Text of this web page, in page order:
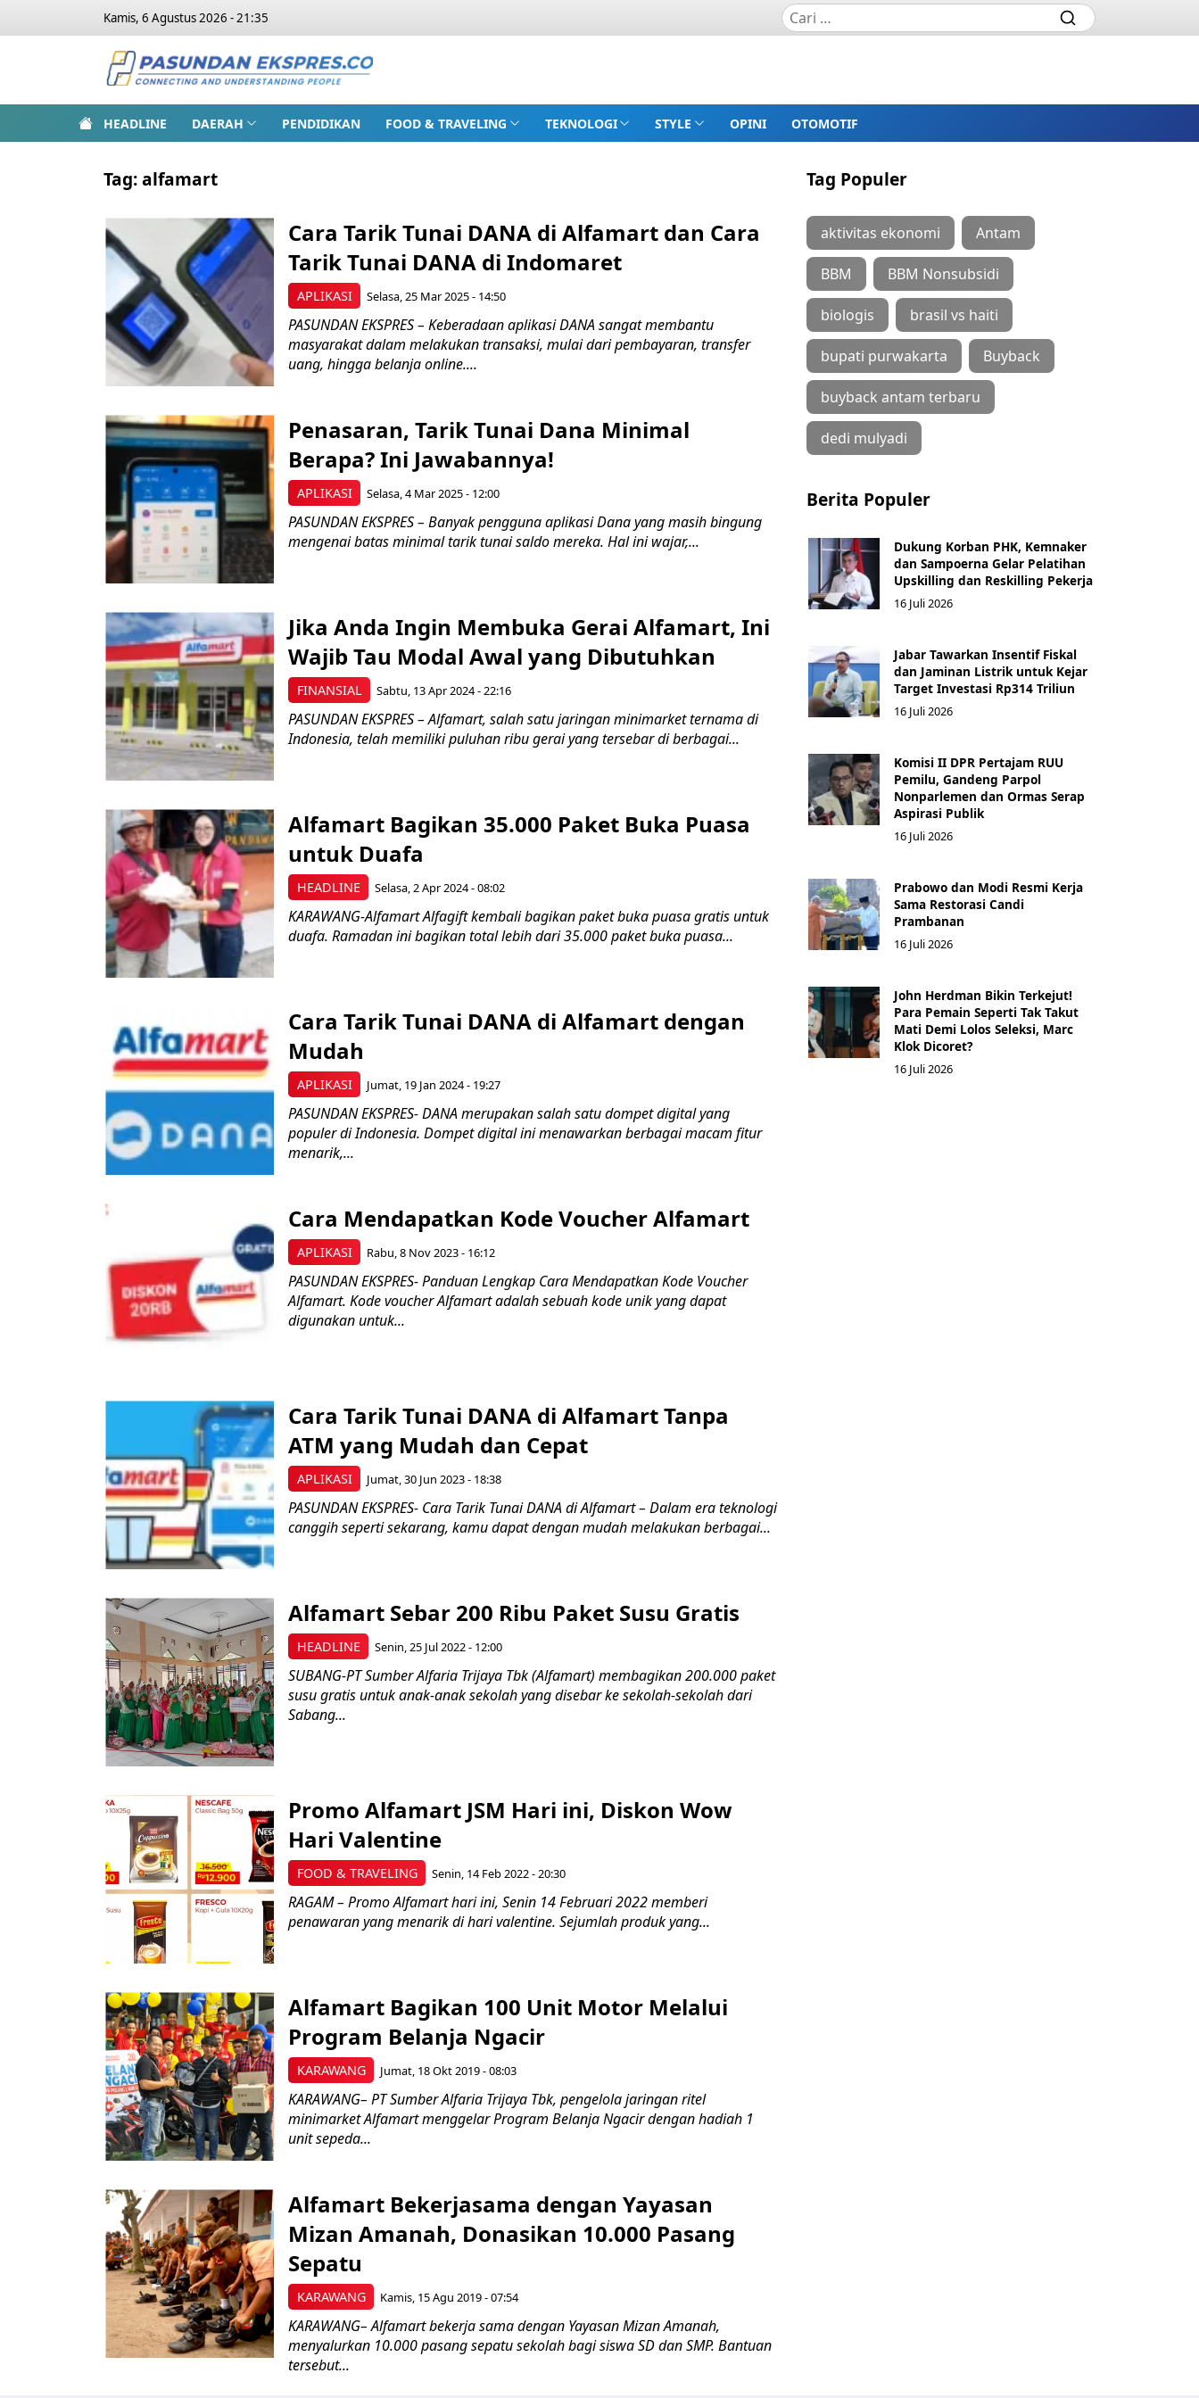
Kamis, 6 Agustus 2026 - 21:35
HEADLINE DAERAH PENDIDIKAN FOOD & TRAVELING TEKNOLOGI STYLE OPINI OTOMOTIF
Tag:alfamart
APLIKASI
Cara Tarik Tunai DANA di Alfamart dan Cara
Tarik Tunai DANA di Indomaret
Selasa, 25 Mar 2025 - 14:50
PASUNDAN EKSPRES – Keberadaan aplikasi DANA sangat membantu
masyarakat dalam melakukan transaksi, mulai dari pembayaran, transfer
uang, hingga belanja online....
APLIKASI
Penasaran, Tarik Tunai Dana Minimal
Berapa? Ini Jawabannya!
Selasa, 4 Mar 2025 - 12:00
PASUNDAN EKSPRES – Banyak pengguna aplikasi Dana yang masih bingung
mengenai batas minimal tarik tunai saldo mereka. Hal ini wajar,...
FINANSIAL
Jika Anda Ingin Membuka Gerai Alfamart, Ini
Wajib Tau Modal Awal yang Dibutuhkan
Sabtu, 13 Apr 2024 - 22:16
PASUNDAN EKSPRES – Alfamart, salah satu jaringan minimarket ternama di
Indonesia, telah memiliki puluhan ribu gerai yang tersebar di berbagai...
HEADLINE
Alfamart Bagikan 35.000 Paket Buka Puasa
untuk Duafa
Selasa, 2 Apr 2024 - 08:02
KARAWANG-Alfamart Alfagift kembali bagikan paket buka puasa gratis untuk
duafa. Ramadan ini bagikan total lebih dari 35.000 paket buka puasa...
APLIKASI
Cara Tarik Tunai DANA di Alfamart dengan
Mudah
Jumat, 19 Jan 2024 - 19:27
PASUNDAN EKSPRES- DANA merupakan salah satu dompet digital yang
populer di Indonesia. Dompet digital ini menawarkan berbagai macam fitur
menarik,...
APLIKASI
Cara Mendapatkan Kode Voucher Alfamart
Rabu, 8 Nov 2023 - 16:12
PASUNDAN EKSPRES- Panduan Lengkap Cara Mendapatkan Kode Voucher
Alfamart. Kode voucher Alfamart adalah sebuah kode unik yang dapat
digunakan untuk...
APLIKASI
Cara Tarik Tunai DANA di Alfamart Tanpa
ATM yang Mudah dan Cepat
Jumat, 30 Jun 2023 - 18:38
PASUNDAN EKSPRES- Cara Tarik Tunai DANA di Alfamart – Dalam era teknologi
canggih seperti sekarang, kamu dapat dengan mudah melakukan berbagai...
HEADLINE
Alfamart Sebar 200 Ribu Paket Susu Gratis
Senin, 25 Jul 2022 - 12:00
SUBANG-PT Sumber Alfaria Trijaya Tbk (Alfamart) membagikan 200.000 paket
susu gratis untuk anak-anak sekolah yang disebar ke sekolah-sekolah dari
Sabang...
FOOD & TRAVELING
Promo Alfamart JSM Hari ini, Diskon Wow
Hari Valentine
Senin, 14 Feb 2022 - 20:30
RAGAM – Promo Alfamart hari ini, Senin 14 Februari 2022 memberi
penawaran yang menarik di hari valentine. Sejumlah produk yang...
KARAWANG
Alfamart Bagikan 100 Unit Motor Melalui
Program Belanja Ngacir
Jumat, 18 Okt 2019 - 08:03
KARAWANG– PT Sumber Alfaria Trijaya Tbk, pengelola jaringan ritel
minimarket Alfamart menggelar Program Belanja Ngacir dengan hadiah 1
unit sepeda...
KARAWANG
Alfamart Bekerjasama dengan Yayasan
Mizan Amanah, Donasikan 10.000 Pasang
Sepatu
Kamis, 15 Agu 2019 - 07:54
KARAWANG– Alfamart bekerja sama dengan Yayasan Mizan Amanah,
menyalurkan 10.000 pasang sepatu sekolah bagi siswa SD dan SMP. Bantuan
tersebut...
Tag Populer
aktivitas ekonomi Antam
BBM BBM Nonsubsidi
biologis brasil vs haiti
bupati purwakarta Buyback
buyback antam terbaru
dedi mulyadi
Berita Populer
Dukung Korban PHK, Kemnaker
dan Sampoerna Gelar Pelatihan
Upskilling dan Reskilling Pekerja
16 Juli 2026
Jabar Tawarkan Insentif Fiskal
dan Jaminan Listrik untuk Kejar
Target Investasi Rp314 Triliun
16 Juli 2026
Komisi II DPR Pertajam RUU
Pemilu, Gandeng Parpol
Nonparlemen dan Ormas Serap
Aspirasi Publik
16 Juli 2026
Prabowo dan Modi Resmi Kerja
Sama Restorasi Candi
Prambanan
16 Juli 2026
John Herdman Bikin Terkejut!
Para Pemain Seperti Tak Takut
Mati Demi Lolos Seleksi, Marc
Klok Dicoret?
16 Juli 2026